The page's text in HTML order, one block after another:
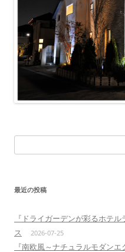
索:
最近の投稿
『ドライガーデンが彩るホテ
ス
2026-07-25
『南欧風～ナチュラルモダン